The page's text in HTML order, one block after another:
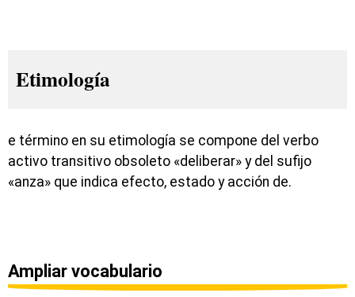
Etimología
e término en su etimología se compone del verbo
activo transitivo obsoleto «deliberar» y del sufijo
«anza» que indica efecto, estado y acción de.
Ampliar vocabulario